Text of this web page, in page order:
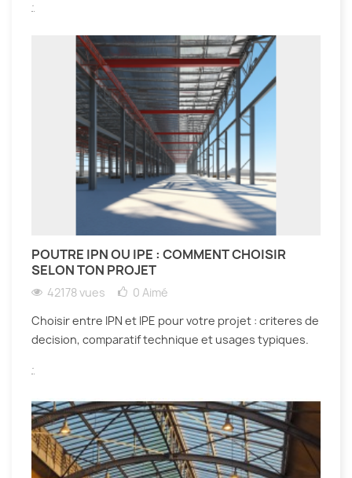
POUTRE IPN OU IPE : COMMENT CHOISIR
SELON TON PROJET
42178 vues 0 Aimé
Choisir entre IPN et IPE pour votre projet : criteres de
decision, comparatif technique et usages typiques.